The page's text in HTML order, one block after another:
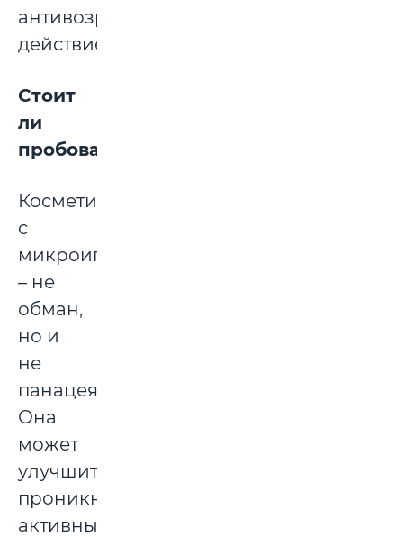
антивозрастным
действием.
Стоит
ли
пробовать?
Косметика
с
микроиглами
– не
обман,
но и
не
панацея.
Она
может
улучшить
проникновение
активных